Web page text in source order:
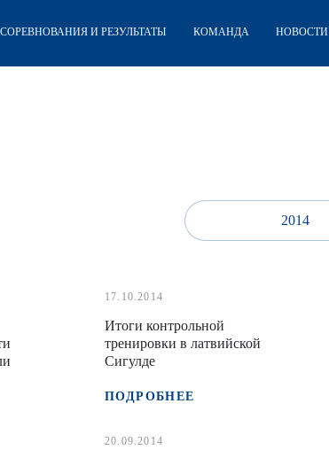
СОРЕВНОВАНИЯ И РЕЗУЛЬТАТЫ КОМАНДА НОВОСТИ
2014
17.10.2014
Итоги контрольной
тренировки в латвийской
Сигулде
ПОДРОБНЕЕ
20.09.2014